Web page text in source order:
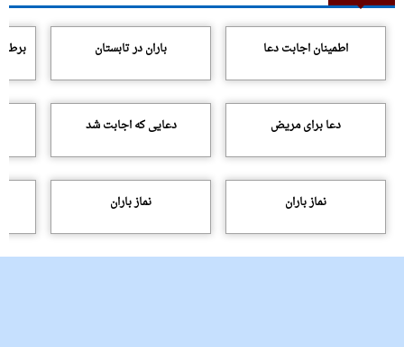
اطمینان اجابت دعا باران در تابستان
دعا براى مریض دعایى که اجابت شد
نماز باران نماز باران